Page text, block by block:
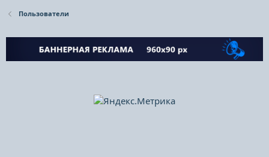
Пользователи